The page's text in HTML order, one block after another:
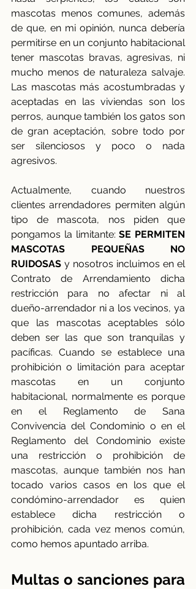
mascotas menos comunes, además
de que, en mi opinión, nunca debería
permitirse en un conjunto habitacional
tener mascotas bravas, agresivas, ni
mucho menos de naturaleza salvaje.
Las mascotas más acostumbradas y
aceptadas en las viviendas son los
perros, aunque también los gatos son
de gran aceptación, sobre todo por
ser silenciosos y poco o nada
agresivos.
Actualmente, cuando nuestros
clientes arrendadores permiten algún
tipo de mascota, nos piden que
pongamos la limitante: SE PERMITEN
MASCOTAS PEQUEÑAS NO
RUIDOSAS y nosotros incluimos en el
Contrato de Arrendamiento dicha
restricción para no afectar ni al
dueño-arrendador ni a los vecinos, ya
que las mascotas aceptables sólo
deben ser las que son tranquilas y
pacíficas. Cuando se establece una
prohibición o limitación para aceptar
mascotas en un conjunto
habitacional, normalmente es porque
en el Reglamento de Sana
Convivencia del Condominio o en el
Reglamento del Condominio existe
una restricción o prohibición de
mascotas, aunque también nos han
tocado varios casos en los que el
condómino-arrendador es quien
establece dicha restricción o
prohibición, cada vez menos común,
como hemos apuntado arriba.
Multas o sanciones para